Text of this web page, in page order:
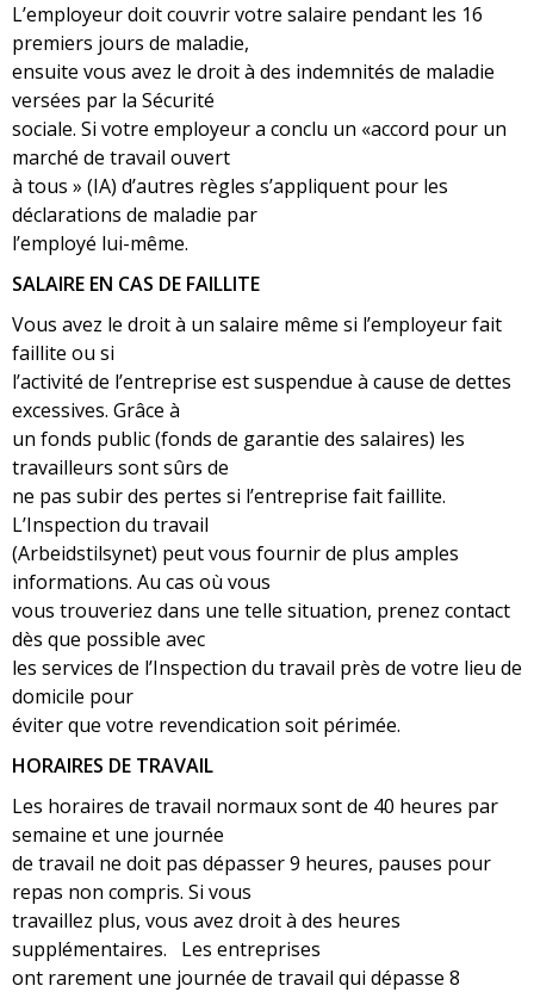
L’employeur doit couvrir votre salaire pendant les 16
premiers jours de maladie,
ensuite vous avez le droit à des indemnités de maladie
versées par la Sécurité
sociale. Si votre employeur a conclu un «accord pour un
marché de travail ouvert
à tous » (IA) d’autres règles s’appliquent pour les
déclarations de maladie par
l’employé lui-même.
SALAIRE EN CAS DE FAILLITE
Vous avez le droit à un salaire même si l’employeur fait
faillite ou si
l’activité de l’entreprise est suspendue à cause de dettes
excessives. Grâce à
un fonds public (fonds de garantie des salaires) les
travailleurs sont sûrs de
ne pas subir des pertes si l’entreprise fait faillite.
L’Inspection du travail
(Arbeidstilsynet) peut vous fournir de plus amples
informations. Au cas où vous
vous trouveriez dans une telle situation, prenez contact
dès que possible avec
les services de l’Inspection du travail près de votre lieu de
domicile pour
éviter que votre revendication soit périmée.
HORAIRES DE TRAVAIL
Les horaires de travail normaux sont de 40 heures par
semaine et une journée
de travail ne doit pas dépasser 9 heures, pauses pour
repas non compris. Si vous
travaillez plus, vous avez droit à des heures
supplémentaires. Les entreprises
ont rarement une journée de travail qui dépasse 8